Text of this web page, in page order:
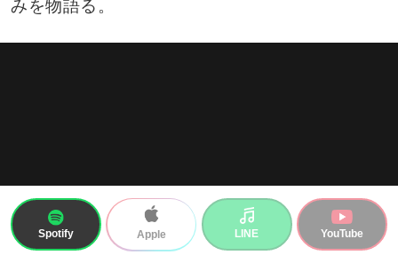
みを物語る。
Spotify Apple LINE YouTube